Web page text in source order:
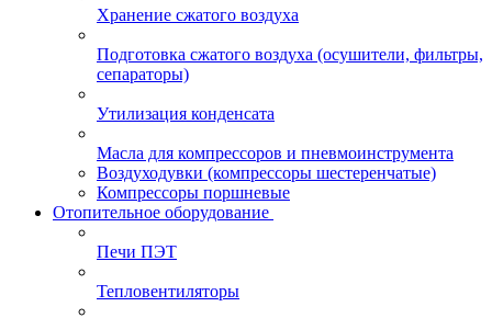
Хранение сжатого воздуха
Подготовка сжатого воздуха (осушители, фильтры,
сепараторы)
Утилизация конденсата
Масла для компрессоров и пневмоинструмента
Воздуходувки (компрессоры шестеренчатые)
Компрессоры поршневые
Отопительное оборудование
Печи ПЭТ
Тепловентиляторы